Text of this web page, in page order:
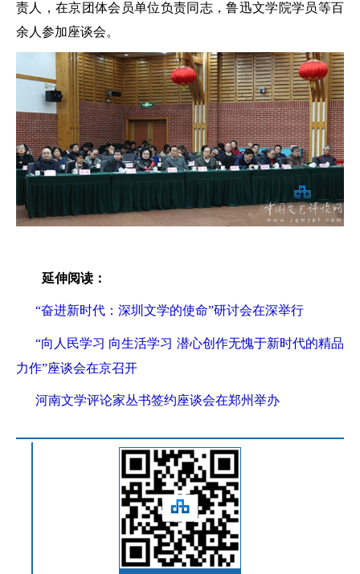
责人，在京团体会员单位负责同志，鲁迅文学院学员等百
余人参加座谈会。
延伸阅读：
“奋进新时代：深圳文学的使命”研讨会在深举行
“向人民学习 向生活学习 潜心创作无愧于新时代的精品
力作”座谈会在京召开
河南文学评论家丛书签约座谈会在郑州举办